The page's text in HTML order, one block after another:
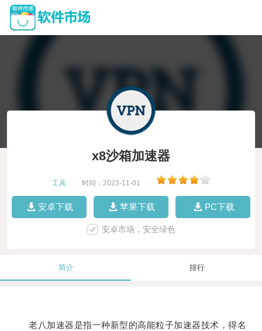
x8沙箱加速器
工具 时间：2023-11-01
安卓下载 苹果下载 PC下载
安卓市场，安全绿色
简介 排行
老八加速器是指一种新型的高能粒子加速器技术，得名